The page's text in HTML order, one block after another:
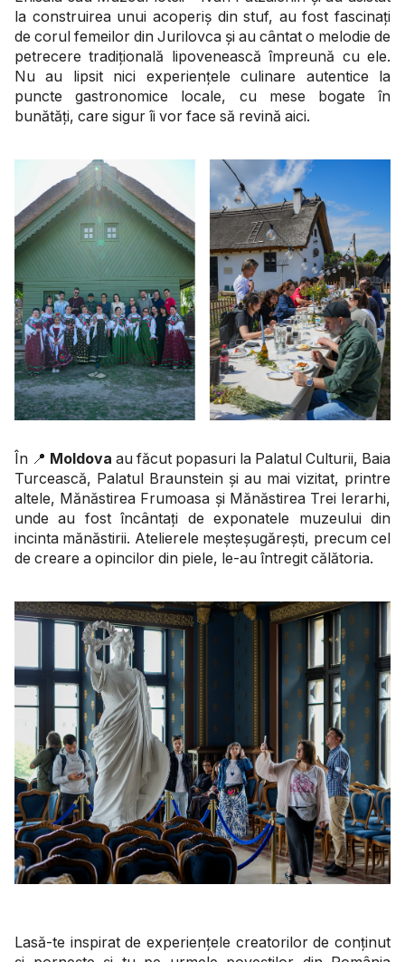
la construirea unui acoperiș din stuf, au fost fascinați
de corul femeilor din Jurilovca și au cântat o melodie de
petrecere tradițională lipovenească împreună cu ele.
Nu au lipsit nici experiențele culinare autentice la
puncte gastronomice locale, cu mese bogate în
bunătăți, care sigur îi vor face să revină aici.
În 📍 Moldova au făcut popasuri la Palatul Culturii, Baia
Turcească, Palatul Braunstein și au mai vizitat, printre
altele, Mănăstirea Frumoasa și Mănăstirea Trei Ierarhi,
unde au fost încântați de exponatele muzeului din
incinta mănăstirii. Atelierele meșteșugărești, precum cel
de creare a opincilor din piele, le-au întregit călătoria.
Lasă-te inspirat de experiențele creatorilor de conținut